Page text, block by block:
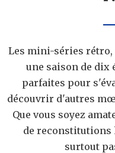
Les mini-séries
une saison de dix
parfaites pour
découvrir d'autres
Que vous soyez
de reconstitutions
surtout